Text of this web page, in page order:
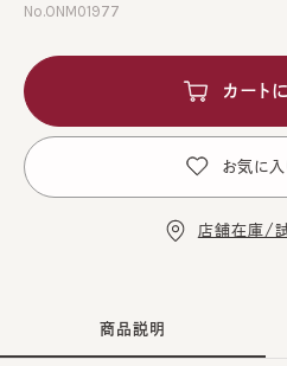
No.ONM01977
カート
お気に
店舗在庫/
商品説明